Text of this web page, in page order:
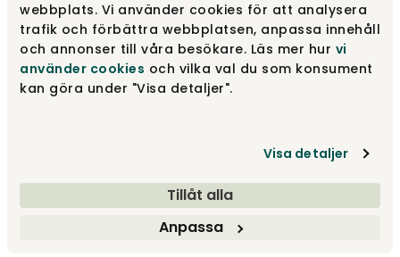
webbplats. Vi använder cookies för att analysera
trafik och förbättra webbplatsen, anpassa innehåll
och annonser till våra besökare. Läs mer hur vi
använder cookies och vilka val du som konsument
kan göra under "Visa detaljer".
Visa detaljer
Tillåt alla
Anpassa
Björk | Naturolja
Visa fler +5